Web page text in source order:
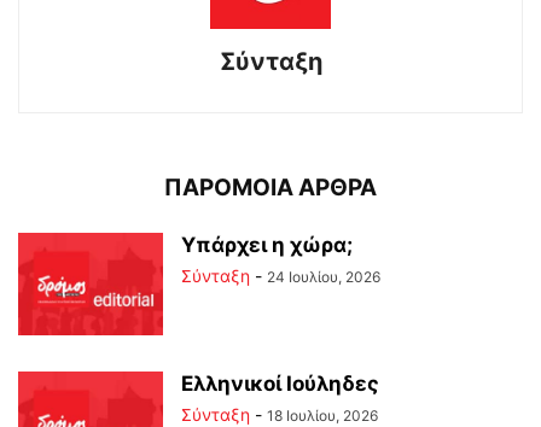
Σύνταξη
ΠΑΡΟΜΟΙΑ ΑΡΘΡΑ
Υπάρχει η χώρα;
Σύνταξη - 24 Ιουλίου, 2026
Ελληνικοί Ιούληδες
Σύνταξη - 18 Ιουλίου, 2026